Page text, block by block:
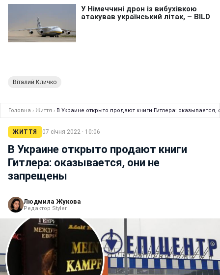
Віталий Кличко
Головна › Життя › В Украине открыто продают книги Гитлера:
ЖИТТЯ 07 січня 2022 · 10:06
В Украине открыто продают книги
Гитлера: оказывается, они не
запрещены
Людмила Жукова
Редактор Styler